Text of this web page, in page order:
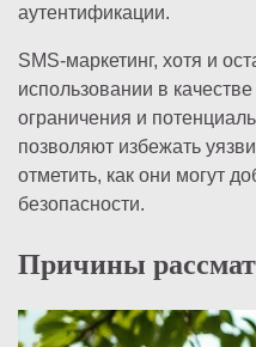
аутентификации.
SMS-маркетинг, хотя и
использовании в
ограничения и
позволяют избежать
отметить, как они могут
безопасности.
Причины